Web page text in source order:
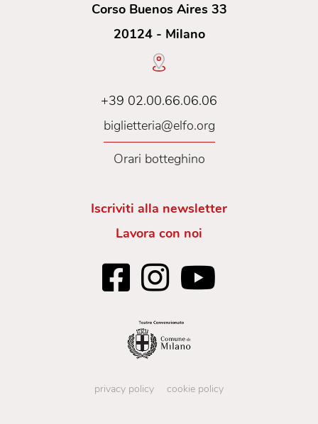
Corso Buenos Aires 33
20124 - Milano
+39 02.00.66.06.06
biglietteria@elfo.org
Orari botteghino
Iscriviti alla newsletter
Lavora con noi
privacy policy cookie policy